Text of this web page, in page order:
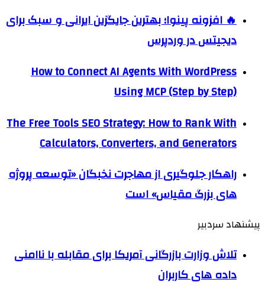
🔥 افزونه پینوا؛ بهترین جایگزین ایرانی و سبک برای
دیجیتس در وردپرس
How to Connect AI Agents With WordPress
Using MCP (Step by Step)
The Free Tools SEO Strategy: How to Rank With
Calculators, Converters, and Generators
راهکار جلوگیری از مهاجرت نخبگان «توسعه پروژه
های بزرگ مقیاس» است
پیشنهاد سردبیر
تلاش وزارت بازرگانی آمریکا برای مقابله با ناامنی
داده های کاربران